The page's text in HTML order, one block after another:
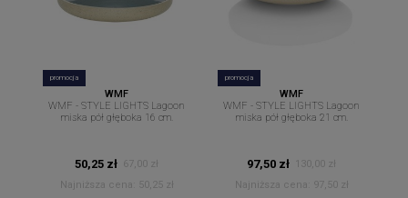
promocja
WMF
WMF - STYLE LIGHTS Lagoon
miska pół głęboka 16 cm.
50,25 zł 67,00 zł
Najniższa cena:
50,25 zł
promocja
WMF
WMF - STYLE LIGHTS Lagoon
miska pół głęboka 21 cm.
97,50 zł
130,00 zł
Najniższa cena:
97,50 zł